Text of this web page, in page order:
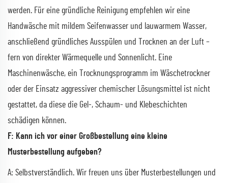
werden. Für eine gründliche Reinigung empfehlen wir eine
Handwäsche mit mildem Seifenwasser und lauwarmem Wasser,
anschließend gründliches Ausspülen und Trocknen an der Luft –
fern von direkter Wärmequelle und Sonnenlicht. Eine
Maschinenwäsche, ein Trocknungsprogramm im Wäschetrockner
oder der Einsatz aggressiver chemischer Lösungsmittel ist nicht
gestattet, da diese die Gel-, Schaum- und Klebeschichten
schädigen können.
F: Kann ich vor einer Großbestellung eine kleine
Musterbestellung aufgeben?
A: Selbstverständlich. Wir freuen uns über Musterbestellungen und